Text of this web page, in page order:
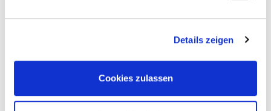
Details zeigen
Cookies zulassen